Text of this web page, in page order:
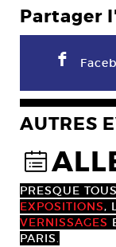
Partager
F
AUTRES
@
PRESQUE
EXPOSITIONS,
VERNISSAGES
PARIS.